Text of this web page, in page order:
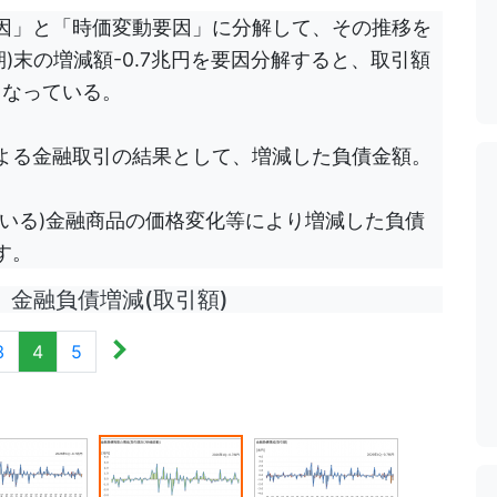
と「時価変動要因」に分解して、その推移を
末の増減額-0.7兆円を要因分解すると、取引額
っている。
金融取引の結果として、増減した負債金額。
る)金融商品の価格変化等により増減した負債
融負債増減(取引額)
4 5